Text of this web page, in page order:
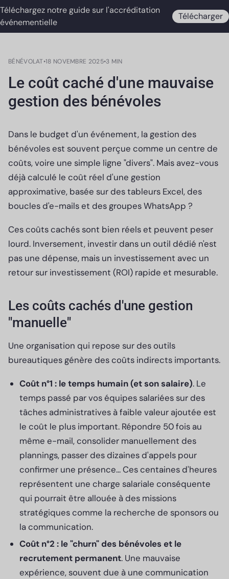
Téléchargez notre guide sur l'accréditation
événementielle
Télécharger
BÉNÉVOLAT•18 NOVEMBRE 2025•3 MIN
Le coût caché d'une mauvaise
gestion des bénévoles
Dans le budget d'un événement, la gestion des
bénévoles est souvent perçue comme un centre de
coûts, voire une simple ligne "divers". Mais avez-vous
déjà calculé le coût réel d'une gestion
approximative, basée sur des tableurs Excel, des
boucles d'e-mails et des groupes WhatsApp ?
Ces coûts cachés sont bien réels et peuvent peser
lourd. Inversement, investir dans un outil dédié n'est
pas une dépense, mais un investissement avec un
retour sur investissement (ROI) rapide et mesurable.
Les coûts cachés d'une gestion
"manuelle"
Une organisation qui repose sur des outils
bureautiques génère des coûts indirects importants.
Coût n°1 : le temps humain (et son salaire). Le
temps passé par vos équipes salariées sur des
tâches administratives à faible valeur ajoutée est
le coût le plus important. Répondre 50 fois au
même e-mail, consolider manuellement des
plannings, passer des dizaines d'appels pour
confirmer une présence... Ces centaines d'heures
représentent une charge salariale conséquente
qui pourrait être allouée à des missions
stratégiques comme la recherche de sponsors ou
la communication.
Coût n°2 : le "churn" des bénévoles et le
recrutement permanent. Une mauvaise
expérience, souvent due à une communication